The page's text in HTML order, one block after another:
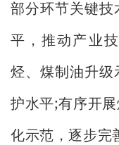
部分环节关键技
平，推动产业
烃、煤制油升级
护水平;有序开
化示范，逐步完